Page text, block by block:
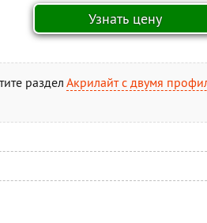
разделАкрилайт с двумя